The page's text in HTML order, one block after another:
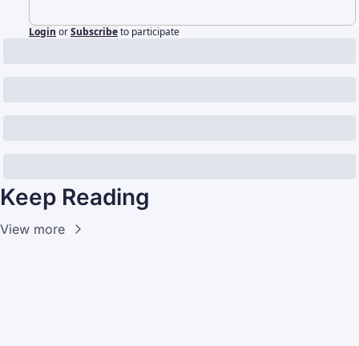
Login orSubscribeto participate
Keep Reading
View more